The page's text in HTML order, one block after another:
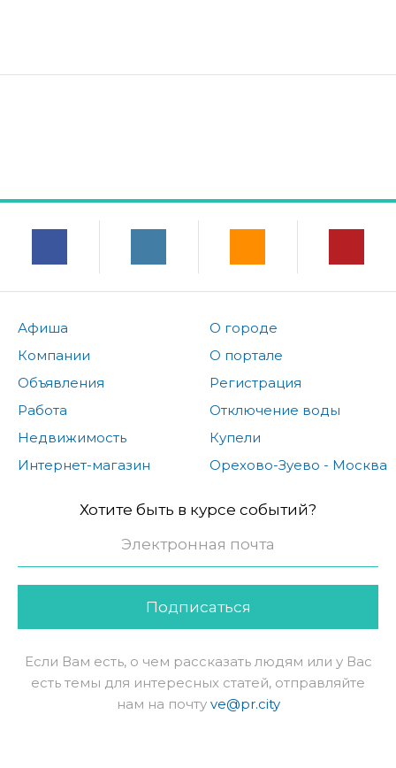
Афиша
Компании
Объявления
Работа
Недвижимость
Интернет-магазин
О городе
О портале
Регистрация
Отключение воды
Купели
Орехово-Зуево - Москва
Хотите быть в курсе событий?
Подписаться
Если Вам есть, о чем рассказать людям или у Вас
есть темы для интересных статей, отправляйте
нам на почту ve@pr.city